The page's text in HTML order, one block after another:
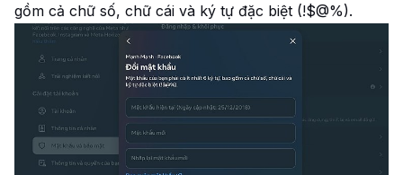
gồm cả chữ số, chữ cái và ký tự đặc biệt (!$@%).